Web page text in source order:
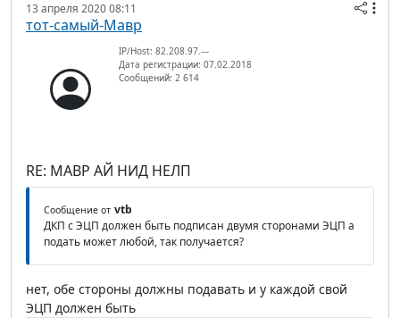
13 апреля 2020 08:11
тот-самый-Мавр
IP/Host: 82.208.97.---
Дата регистрации: 07.02.2018
Сообщений: 2 614
RE: МАВР АЙ НИД НЕЛП
Сообщение от vtb
ДКП с ЭЦП должен быть подписан двумя сторонами ЭЦП а
подать может любой, так получается?
нет, обе стороны должны подавать и у каждой свой
ЭЦП должен быть